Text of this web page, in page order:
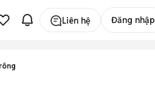
Liên hệ Đăng nhập